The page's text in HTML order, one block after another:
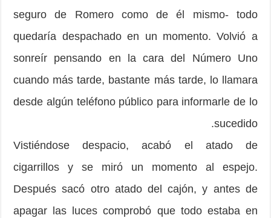
seguro de Romero como de él mismo- todo
quedaría despa­chado en un momento. Volvió a
sonreír pensando en la cara del Número Uno
cuando más tarde, bastante más tarde, lo llamara
desde algún teléfono público para informarle de lo
sucedido.
Vistiéndose despacio, acabó el atado de
cigarrillos y se miró un momento al espejo.
Después sacó otro atado del cajón, y antes de
apagar las luces comprobó que todo estaba en